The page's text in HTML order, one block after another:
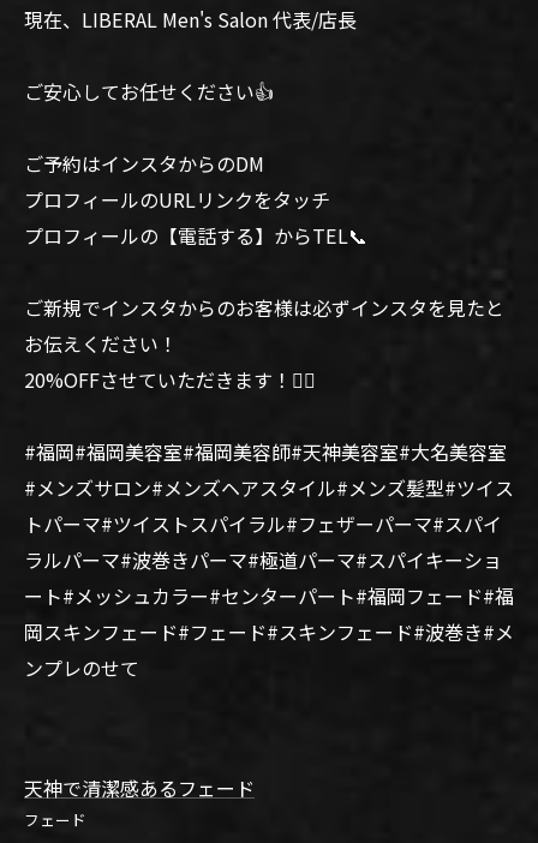
現在、LIBERAL Men's Salon 代表/店長
ご安心してお任せください👍
ご予約はインスタからのDM
プロフィールのURLリンクをタッチ
プロフィールの【電話する】からTEL📞
ご新規でインスタからのお客様は必ずインスタを見たと
お伝えください！
20%OFFさせていただきます！🙆‍♂️
#福岡#福岡美容室#福岡美容師#天神美容室#大名美容室
#メンズサロン#メンズヘアスタイル#メンズ髪型#ツイス
トパーマ#ツイストスパイラル#フェザーパーマ#スパイ
ラルパーマ#波巻きパーマ#極道パーマ#スパイキーショ
ート#メッシュカラー#センターパート#福岡フェード#福
岡スキンフェード#フェード#スキンフェード#波巻き#メ
ンプレのせて
天神で清潔感あるフェード
フェード